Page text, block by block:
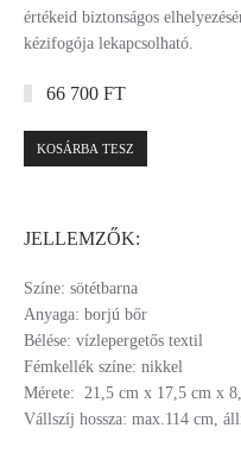
értékeid biztonságos
kézifogója lekapcsolható.
66 700 FT
KOSÁRBA TESZ
JELLEMZŐK:
Színe: sötétbarna
Anyaga: borjú bőr
Bélése: vízlepergetős textil
Fémkellék színe: nikkel
Mérete: 21,5 cm x 17,5 cm x
Vállszíj hossza: max.114 cm,